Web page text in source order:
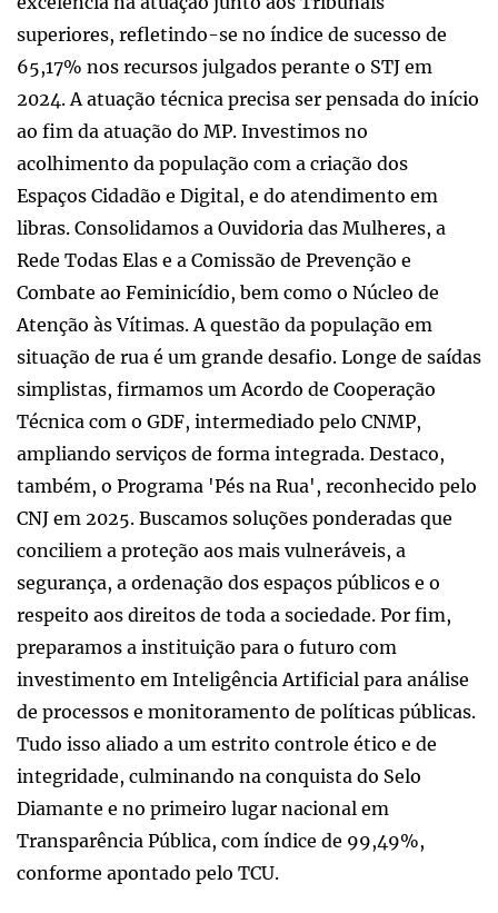
superiores, refletindo-se no índice de sucesso de
65,17% nos recursos julgados perante o STJ em
2024. A atuação técnica precisa ser pensada do início
ao fim da atuação do MP. Investimos no
acolhimento da população com a criação dos
Espaços Cidadão e Digital, e do atendimento em
libras. Consolidamos a Ouvidoria das Mulheres, a
Rede Todas Elas e a Comissão de Prevenção e
Combate ao Feminicídio, bem como o Núcleo de
Atenção às Vítimas. A questão da população em
situação de rua é um grande desafio. Longe de saídas
simplistas, firmamos um Acordo de Cooperação
Técnica com o GDF, intermediado pelo CNMP,
ampliando serviços de forma integrada. Destaco,
também, o Programa 'Pés na Rua', reconhecido pelo
CNJ em 2025. Buscamos soluções ponderadas que
conciliem a proteção aos mais vulneráveis, a
segurança, a ordenação dos espaços públicos e o
respeito aos direitos de toda a sociedade. Por fim,
preparamos a instituição para o futuro com
investimento em Inteligência Artificial para análise
de processos e monitoramento de políticas públicas.
Tudo isso aliado a um estrito controle ético e de
integridade, culminando na conquista do Selo
Diamante e no primeiro lugar nacional em
Transparência Pública, com índice de 99,49%,
conforme apontado pelo TCU.